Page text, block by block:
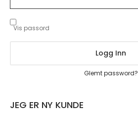
Vis passord
Logg Inn
Glemt password?
JEG ER NY KUNDE